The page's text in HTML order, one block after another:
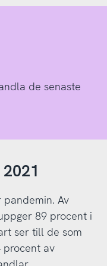
de senaste
Av
89 procent i
ser till de som
procent av